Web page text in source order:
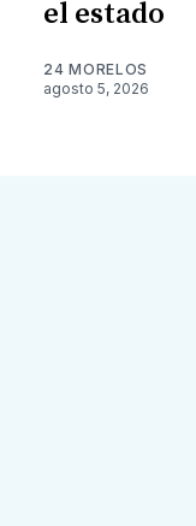
el estado
24 MORELOS
agosto 5, 2026